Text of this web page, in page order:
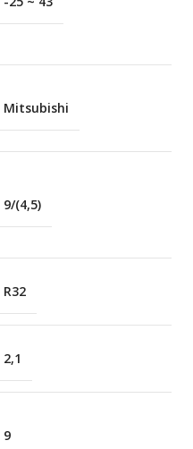
Mitsubishi
9/(4,5)
R32
2,1
9